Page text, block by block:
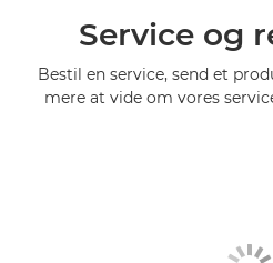
Service og
Bestil en service, send et
mere at vide om vores